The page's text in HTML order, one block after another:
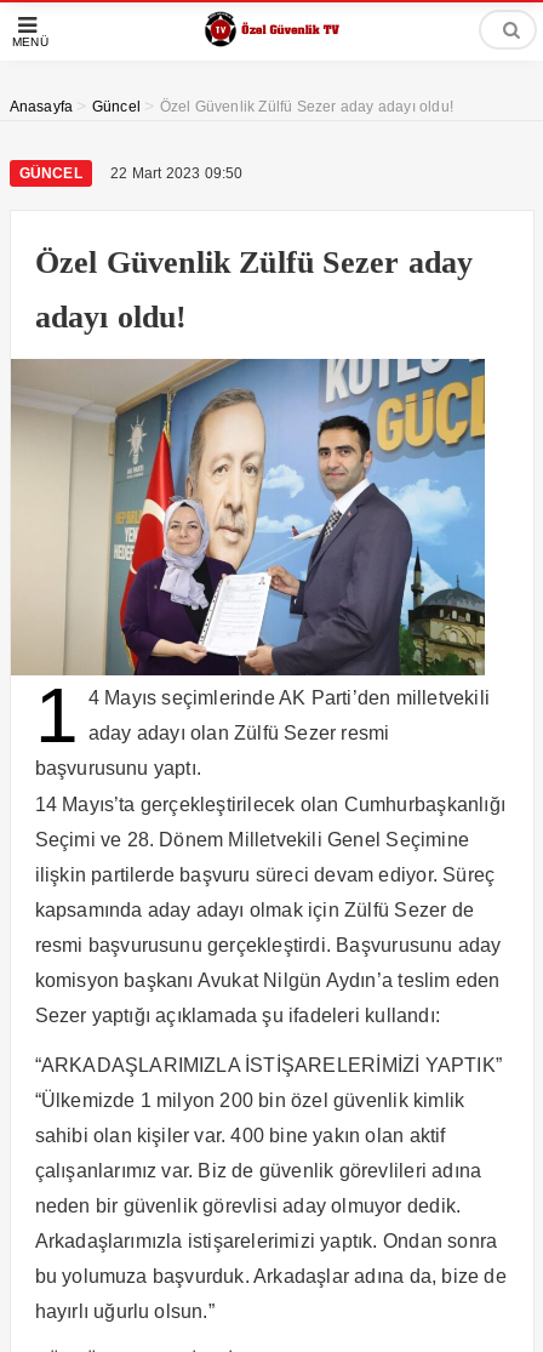
MENÜ
Anasayfa > Güncel > Özel Güvenlik Zülfü Sezer aday adayı oldu!
GÜNCEL 22 Mart 2023 09:50
Özel Güvenlik Zülfü Sezer aday
adayı oldu!
1
4 Mayıs seçimlerinde AK Parti’den milletvekili
aday adayı olan Zülfü Sezer resmi
başvurusunu yaptı.
14 Mayıs’ta gerçekleştirilecek olan Cumhurbaşkanlığı
Seçimi ve 28. Dönem Milletvekili Genel Seçimine
ilişkin partilerde başvuru süreci devam ediyor. Süreç
kapsamında aday adayı olmak için Zülfü Sezer de
resmi başvurusunu gerçekleştirdi. Başvurusunu aday
komisyon başkanı Avukat Nilgün Aydın’a teslim eden
Sezer yaptığı açıklamada şu ifadeleri kullandı:
“ARKADAŞLARIMIZLA İSTİŞARELERİMİZİ YAPTIK”
“Ülkemizde 1 milyon 200 bin özel güvenlik kimlik
sahibi olan kişiler var. 400 bine yakın olan aktif
çalışanlarımız var. Biz de güvenlik görevlileri adına
neden bir güvenlik görevlisi aday olmuyor dedik.
Arkadaşlarımızla istişarelerimizi yaptık. Ondan sonra
bu yolumuza başvurduk. Arkadaşlar adına da, bize de
hayırlı uğurlu olsun.”